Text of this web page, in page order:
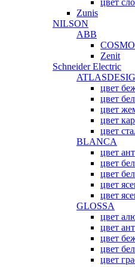
Zunis
NILSON
ABB
COSMO
Zenit
Schneider Electric
цвет
цвет
цвет
цвет
цвет
BLANCA
цвет
цвет
цвет
цвет
цвет
GLOSSA
цвет
цвет
цвет
цвет
цвет